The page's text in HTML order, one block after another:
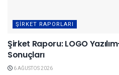
ŞIRKET RAPORLARI
Şirket Raporu: LOGO
Sonuçları
6 AĞUSTOS 2026